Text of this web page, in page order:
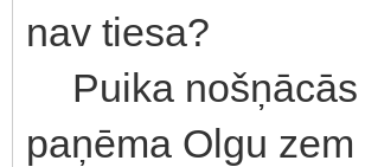
nav tiesa?
Puika nošņācās
paņēma Olgu